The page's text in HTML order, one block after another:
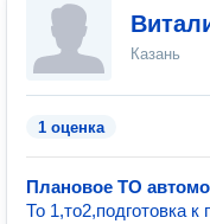
Казань
1 оценка
Плановое ТО
То 1,то2,подготовка